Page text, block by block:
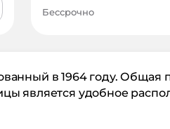
Бессрочно
в 1964 году. Общая
является удобное